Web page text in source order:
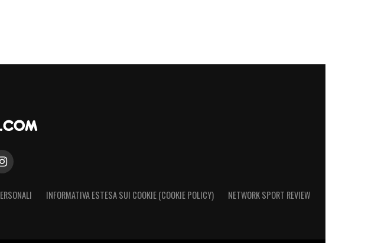
INFORMATIVA ESTESA SUI COOKIE (COOKIE POLICY) NETWORK SPORT REVIEW